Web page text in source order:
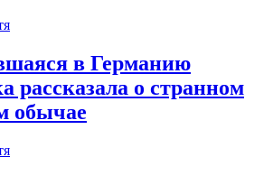
в Германию
рассказала о странном
обычае